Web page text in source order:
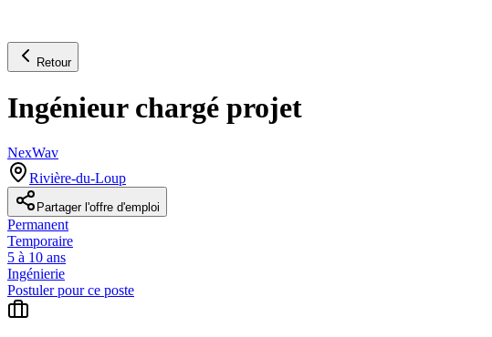
Retour
Ingénieur chargé projet
NexWav
Rivière-du-Loup
Partager l'offre d'emploi
Permanent
Temporaire
5 à 10 ans
Ingénierie
Postuler pour ce poste